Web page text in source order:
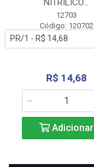
NITRÍLICO...
12703
Código: 120702
R$ 14,68
Adicionar